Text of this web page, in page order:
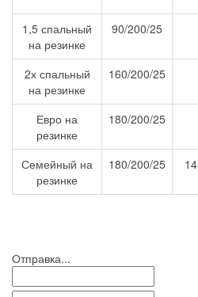
1,5 спальный
на резинке
90/200/25
2х спальный
на резинке
160/200/25
Евро на
резинке
180/200/25
Семейный на
резинке
180/200/25
Отправка...